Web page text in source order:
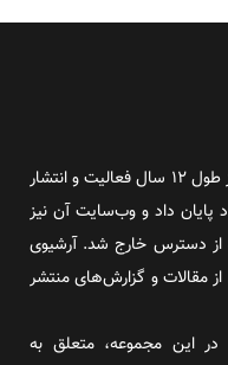
روز آنلاین روزنامه‌ای اینترنتی بود که پس از طول ۱۲ سال فعالیت و انتشار
به فعالیت خود پایان داد و وب‌سایت آن نیز
دسترس خارج شد. آرشیوی
مقالات و گزارش‌های منتشر
این مجموعه، متعلق به